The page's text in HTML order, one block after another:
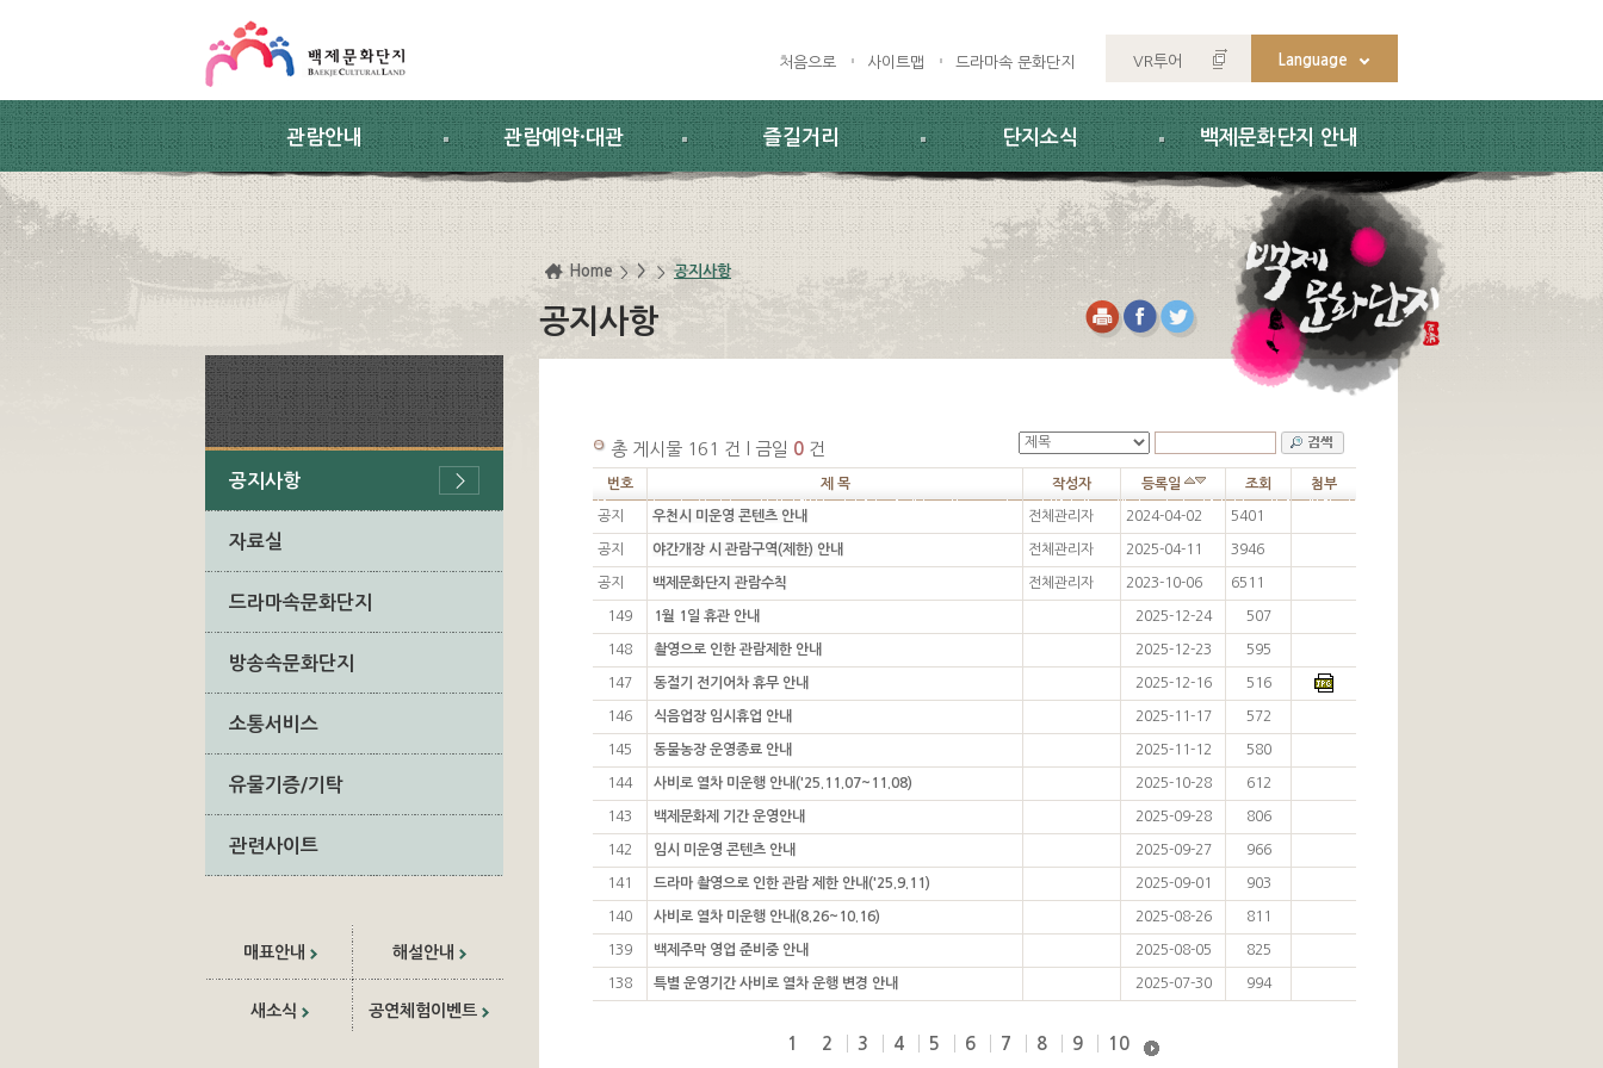
처음으로 사이트맵 드라마속 문화단지 VR투어 Language
관람안내 관람예약·대관 즐길거리 단지소식 백제문화단지 안내
공지사항
자료실
드라마속문화단지
방송속문화단지
소통서비스
유물기증/기탁
관련사이트
매표안내 해설안내
새소식 공연체험이벤트
Home > 공지사항
공지사항
총 게시물 161 건 l 금일 0 건
번호 제 목 작성자 등록일 조회 첨부
공지 우천시 미운영 콘텐츠 안내 전체관리자 2024-04-02 5401
공지 야간개장 시 관람구역(제한) 안내 전체관리자 2025-04-11 3946
공지 백제문화단지 관람수칙 전체관리자 2023-10-06 6511
149 1월 1일 휴관 안내 2025-12-24 507
148 촬영으로 인한 관람제한 안내 2025-12-23 595
147 동절기 전기어차 휴무 안내 2025-12-16 516
146 식음업장 임시휴업 안내 2025-11-17 572
145 동물농장 운영종료 안내 2025-11-12 580
144 사비로 열차 미운행 안내('25.11.07~11.08) 2025-10-28 612
143 백제문화제 기간 운영안내 2025-09-28 806
142 임시 미운영 콘텐츠 안내 2025-09-27 966
141 드라마 촬영으로 인한 관람 제한 안내('25.9.11) 2025-09-01 903
140 사비로 열차 미운행 안내(8.26~10.16) 2025-08-26 811
139 백제주막 영업 준비중 안내 2025-08-05 825
138 특별 운영기간 사비로 열차 운행 변경 안내 2025-07-30 994
1 2 3 4 5 6 7 8 9 10